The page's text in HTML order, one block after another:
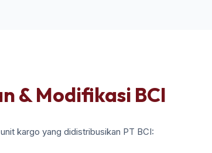
& Modifikasi BCI
kargo yang didistribusikan PT BCI: